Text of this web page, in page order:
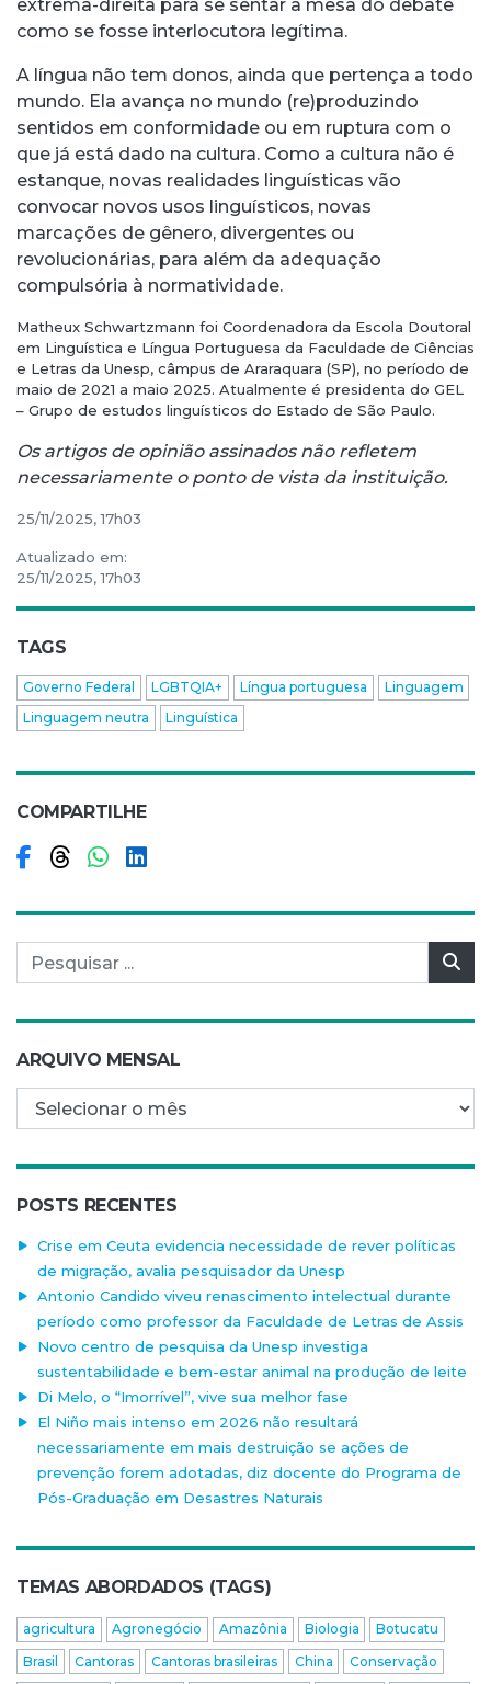
extrema-direita para se sentar à mesa do debate
como se fosse interlocutora legítima.
A língua não tem donos, ainda que pertença a todo
mundo. Ela avança no mundo (re)produzindo
sentidos em conformidade ou em ruptura com o
que já está dado na cultura. Como a cultura não é
estanque, novas realidades linguísticas vão
convocar novos usos linguísticos, novas
marcações de gênero, divergentes ou
revolucionárias, para além da adequação
compulsória à normatividade.
Matheux Schwartzmann foi Coordenadora da Escola Doutoral
em Linguística e Língua Portuguesa da Faculdade de Ciências
e Letras da Unesp, câmpus de Araraquara (SP), no período de
maio de 2021 a maio 2025. Atualmente é presidenta do GEL
– Grupo de estudos linguísticos do Estado de São Paulo.
Os artigos de opinião assinados não refletem
necessariamente o ponto de vista da instituição.
25/11/2025, 17h03
Atualizado em:
25/11/2025, 17h03
TAGS
Governo Federal LGBTQIA+ Língua portuguesa
Linguagem
Linguagem neutra
Linguística
COMPARTILHE
Compartilhar no Facebook
Compartilhar no Threads
Compartilhar no WhatsApp
Compartilhar no LinkedIn
Pesquisar por:
ARQUIVO MENSAL
Arquivo mensal
POSTS RECENTES
Crise em Ceuta evidencia necessidade de rever políticas
de migração, avalia pesquisador da Unesp
Antonio Candido viveu renascimento intelectual durante
período como professor da Faculdade de Letras de Assis
Novo centro de pesquisa da Unesp investiga
sustentabilidade e bem-estar animal na produção de leite
Di Melo, o “Imorrível”, vive sua melhor fase
El Niño mais intenso em 2026 não resultará
necessariamente em mais destruição se ações de
prevenção forem adotadas, diz docente do Programa de
Pós-Graduação em Desastres Naturais
TEMAS ABORDADOS (TAGS)
agricultura Agronegócio Amazônia Biologia
Botucatu
Brasil
Cantoras Cantoras brasileiras China
Conservação